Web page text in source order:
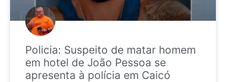
Policia: Suspeito de matar homem
em hotel de João Pessoa se
apresenta à polícia em Caicó